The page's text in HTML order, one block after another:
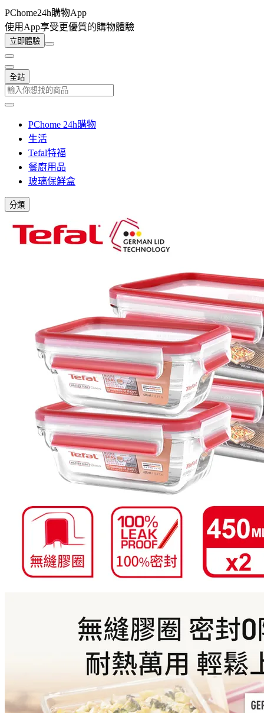
PChome24h購物App
使用App享受更優質的購物體驗
立即體驗
全站
PChome 24h購物
生活
Tefal特福
餐廚用品
玻璃保鮮盒
分類